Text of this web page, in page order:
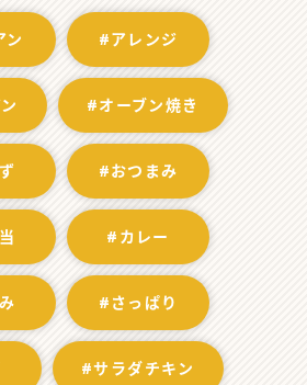
ン #アレンジ
#オーブン焼き
#おつまみ
#カレー
#さっぱり
#サラダチキン